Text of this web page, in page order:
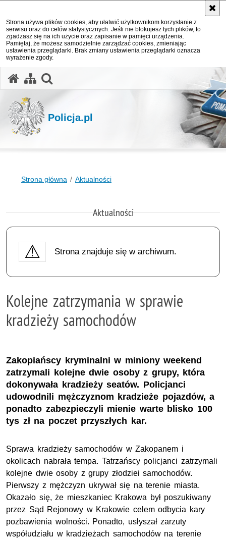
Strona używa plików cookies, aby ułatwić użytkownikom korzystanie z
serwisu oraz do celów statystycznych. Jeśli nie blokujesz tych plików, to
zgadzasz się na ich użycie oraz zapisanie w pamięci urządzenia.
Pamiętaj, że możesz samodzielnie zarządzać cookies, zmieniając
ustawienia przeglądarki. Brak zmiany ustawienia przeglądarki oznacza
wyrażenie zgody.
Policja.pl
Strona główna Aktualności
Aktualności
Strona znajduje się w archiwum.
Kolejne zatrzymania w sprawie
kradzieży samochodów
Zakopiańscy kryminalni w miniony weekend
zatrzymali kolejne dwie osoby z grupy, która
dokonywała kradzieży seatów. Policjanci
udowodnili mężczyznom kradzieże pojazdów, a
ponadto zabezpieczyli mienie warte blisko 100
tys zł na poczet przyszłych kar.
Sprawa kradzieży samochodów w Zakopanem i
okolicach nabrała tempa. Tatrzańscy policjanci zatrzymali
kolejne dwie osoby z grupy złodziei samochodów.
Pierwszy z mężczyzn ukrywał się na terenie miasta.
Okazało się, że mieszkaniec Krakowa był poszukiwany
przez Sąd Rejonowy w Krakowie celem odbycia kary
pozbawienia wolności. Ponadto, usłyszał zarzuty
współudziału w kradzieżach samochodów na terenie